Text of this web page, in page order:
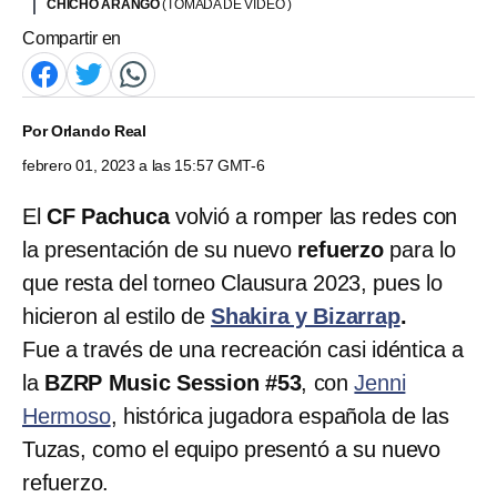
CHICHO ARANGO(TOMADA DE VIDEO )
Compartir en
PorOrlando Real
febrero 01, 2023 a las 15:57 GMT-6
El CF Pachucavolvió a romper las redes con
la presentación de su nuevo refuerzopara lo
que resta del torneo Clausura 2023, pues lo
hicieron al estilo deShakira y Bizarrap.
Fue a través de una recreación casi idéntica a
la BZRP Music Session #53, conJenni
Hermoso, histórica jugadora española de las
Tuzas, como el equipo presentó a su nuevo
refuerzo.